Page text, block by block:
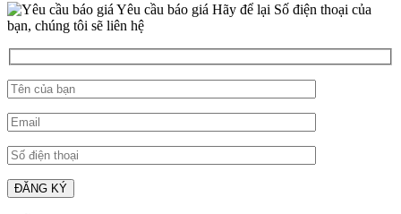
Yêu cầu báo giá Hãy để lại Số điện thoại của
bạn, chúng tôi sẽ liên hệ